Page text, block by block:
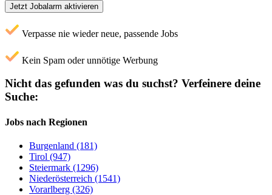
Jetzt Jobalarm aktivieren
Verpasse nie wieder neue, passende Jobs
Kein Spam oder unnötige Werbung
Nicht das gefunden was du suchst? Verfeinere deine
Suche:
Jobs nach Regionen
Burgenland (181)
Tirol (947)
Steiermark (1296)
Niederösterreich (1541)
Vorarlberg (326)